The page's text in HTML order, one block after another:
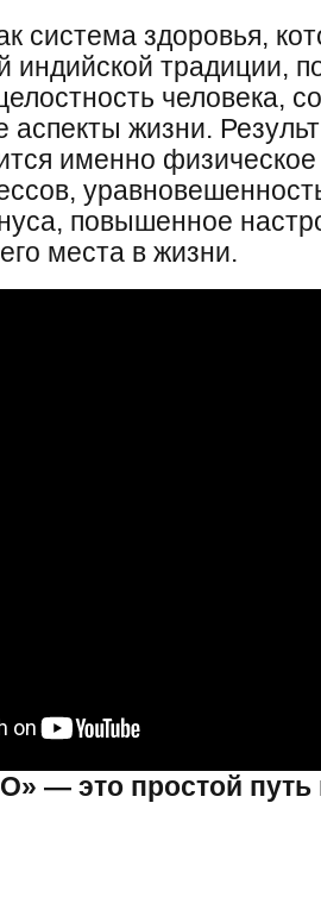
система здоровья,
индийской традиции,
человека,
аспекты жизни.
именно
повышенное
места в жизни.
— это простой путь